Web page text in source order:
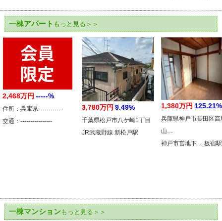
一棟アパート もっと見る＞＞
2,468万円 -----%
住所：兵庫県 -----------
交通：----------------
3,780万円 9.49%
千葉県松戸市八ケ崎1丁目
JR武蔵野線 新松戸駅
1,380万円 125.21%
兵庫県神戸市長田区高
山…
神戸市営地下… 板宿駅
一棟マンションもっと見る＞＞